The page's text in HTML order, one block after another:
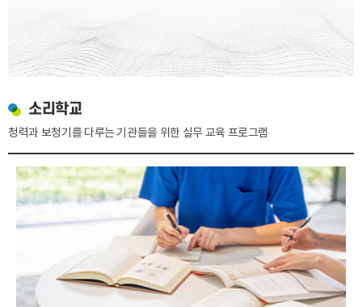
소리학교
청력과 보청기를 다루는 기관들을 위한 실무 교육 프로그램